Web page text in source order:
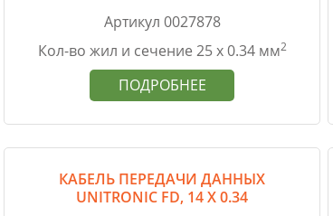
Артикул 0027878
Кол-во жил и сечение 25 х 0.34 мм2
ПОДРОБНЕЕ
КАБЕЛЬ ПЕРЕДАЧИ ДАННЫХ
UNITRONIC FD, 14 Х 0.34